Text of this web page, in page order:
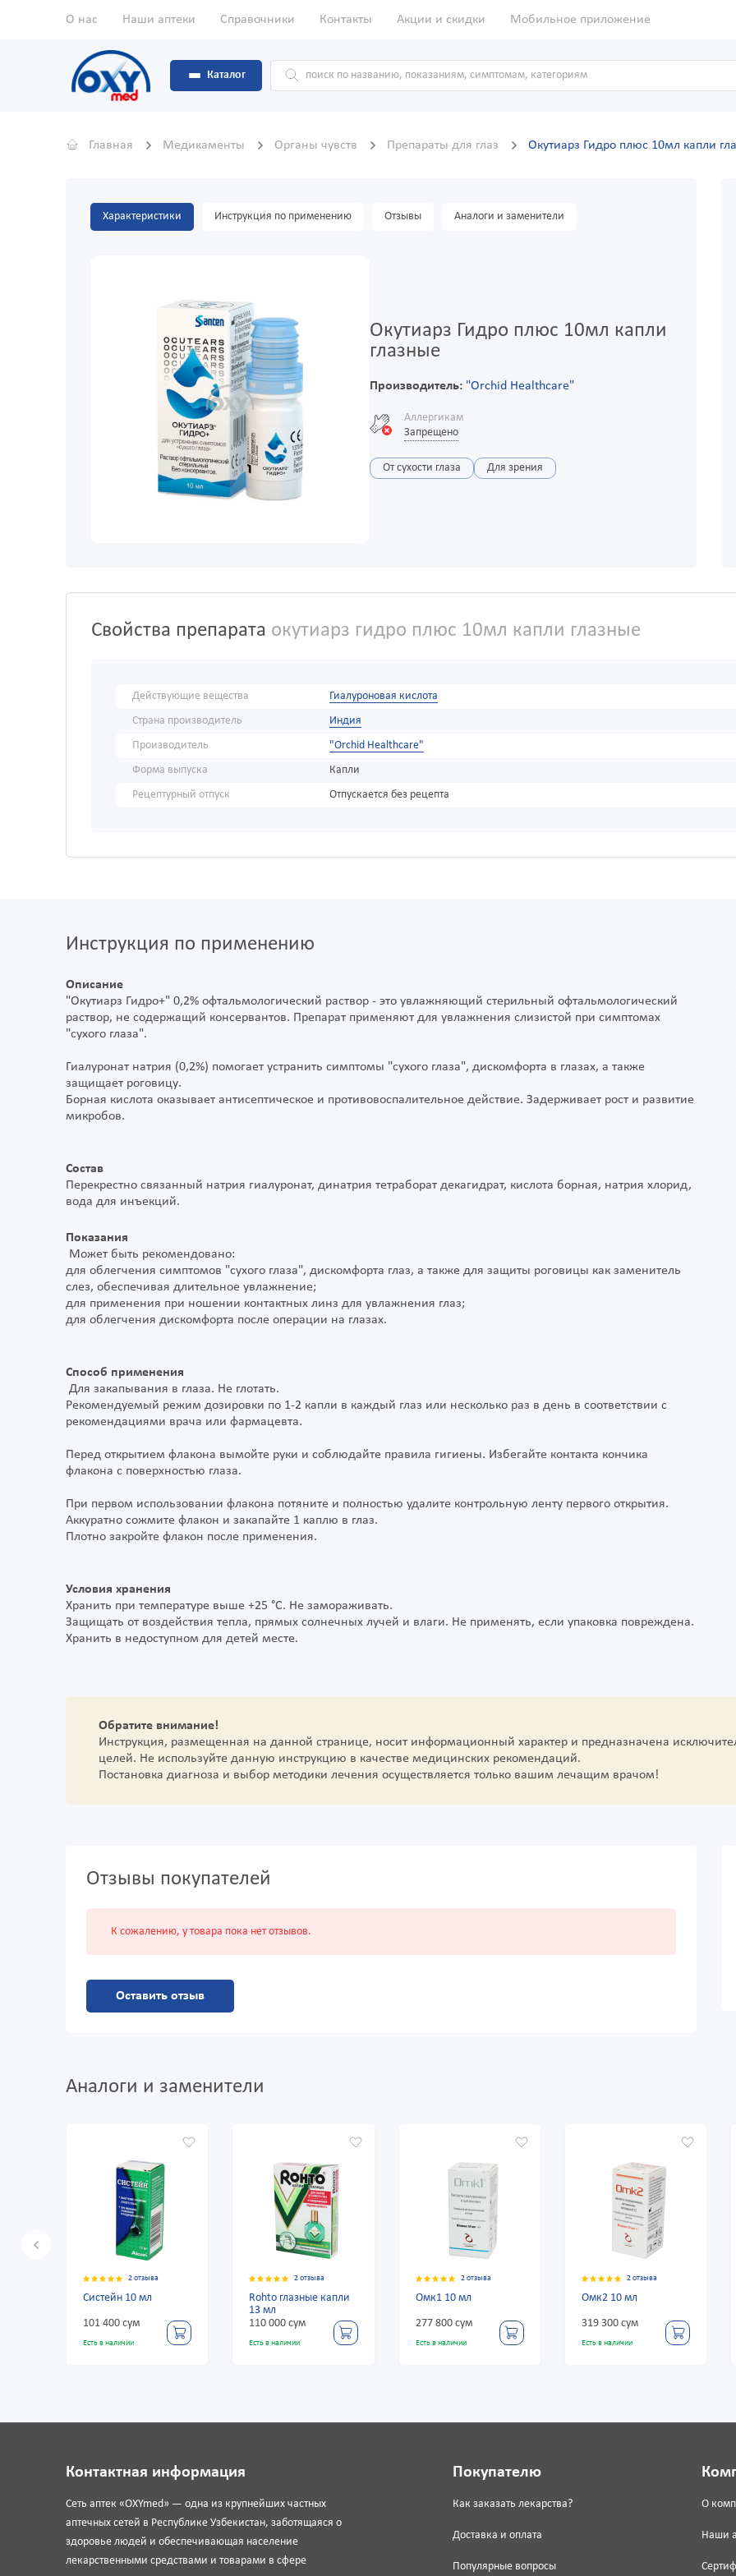
О нас Наши аптеки Справочники Контакты Акции и скидки Мобильное приложение
Каталог
Главная Медикаменты Органы чувств Препараты для глаз Окутиарз Гидро плюс 10мл капли
Характеристики Инструкция по применению Отзывы Аналоги и заменители
Окутиарз Гидро плюс 10мл капли
глазные
Производитель: "Оrchid Healthcare"
Аллергикам
Запрещено
От сухости глаза Для зрения
Свойства препарата окутиарз гидро плюс 10мл капли глазные
Действующие вещества
Гиалуроновая кислота
Страна производитель
Индия
Производитель
"Оrchid Healthcare"
Форма выпуска
Капли
Рецептурный отпуск
Отпускается без рецепта
Инструкция по применению
Описание
"Окутиарз Гидро+" 0,2% офтальмологический раствор - это увлажняющий стерильный офтальмологический
раствор, не содержащий консервантов. Препарат применяют для увлажнения слизистой при симптомах
"сухого глаза".
Гиалуронат натрия (0,2%) помогает устранить симптомы "сухого глаза", дискомфорта в глазах, а также
защищает роговицу.
Борная кислота оказывает антисептическое и противовоспалительное действие. Задерживает рост и развитие
микробов.
Состав
Перекрестно связанный натрия гиалуронат, динатрия тетраборат декагидрат, кислота борная, натрия хлорид,
вода для инъекций.
Показания
Может быть рекомендовано:
для облегчения симптомов "сухого глаза", дискомфорта глаз, а также для защиты роговицы как заменитель
слез, обеспечивая длительное увлажнение;
для применения при ношении контактных линз для увлажнения глаз;
для облегчения дискомфорта после операции на глазах.
Способ применения
Для закапывания в глаза. Не глотать.
Рекомендуемый режим дозировки по 1-2 капли в каждый глаз или несколько раз в день в соответствии с
рекомендациями врача или фармацевта.
Перед открытием флакона вымойте руки и соблюдайте правила гигиены. Избегайте контакта кончика
флакона с поверхностью глаза.
При первом использовании флакона потяните и полностью удалите контрольную ленту первого открытия.
Аккуратно сожмите флакон и закапайте 1 каплю в глаз.
Плотно закройте флакон после применения.
Условия хранения
Хранить при температуре выше +25 °C. Не замораживать.
Защищать от воздействия тепла, прямых солнечных лучей и влаги. Не применять, если упаковка повреждена.
Хранить в недоступном для детей месте.
Обратите внимание!
Инструкция, размещенная на данной странице, носит информационный характер и предназначена
целей. Не используйте данную инструкцию в качестве медицинских рекомендаций.
Постановка диагноза и выбор методики лечения осуществляется только вашим лечащим врачом!
Отзывы покупателей
К сожалению, у товара пока нет отзывов.
Оставить отзыв
Аналоги и заменители
2 отзыва
Систейн 10 мл
2 отзыва
Rohto глазные капли
110 000 сум
Есть в наличии
2 отзыва
277 800 сум
Есть в наличии
2 отзыва
319 300 сум
Есть в наличии
Систейн
101 400 сум
Есть в наличии
Контактная информация
Сеть аптек «OXYmed» — одна из крупнейших частных
аптечных сетей в Республике Узбекистан, заботящаяся о
здоровье людей и обеспечивающая население
лекарственными средствами и товарами в сфере
Покупателю
Как заказать лекарства?
Доставка и оплата
Популярные вопросы
О
Наши